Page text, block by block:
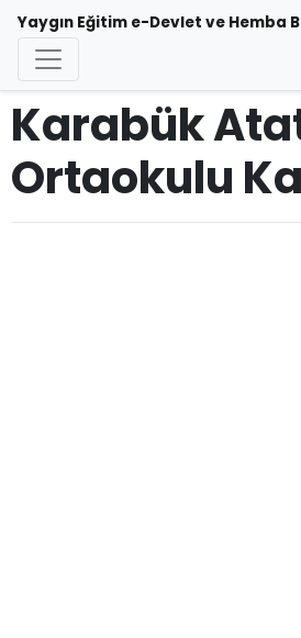
Yaygın Eğitim e-Devlet ve Hemba
Karabük
Ortaokulu